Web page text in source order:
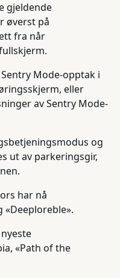
gjeldende
øverst på
fra når
Mode-opptak i
eller
av Sentry Mode-
og
ut av parkeringsgir,
har nå
«Deeploreble».
«Path of the